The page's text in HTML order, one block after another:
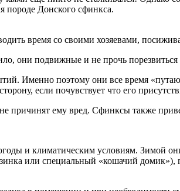
породе Донского сфинкса.
время со своими хозяевами,
они подвижные и не прочь порезвиться
Именно поэтому они все время
если почувствует что его
причинят ему вред. Сфинксы также
и климатическим условиям. Зимой
или специальный «кошачий домик»),